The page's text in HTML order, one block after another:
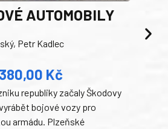
AUTOMOBILY
Petr Kadlec
Kč
republiky začaly Škodovy
bojové vozy pro
armádu. Plzeňské